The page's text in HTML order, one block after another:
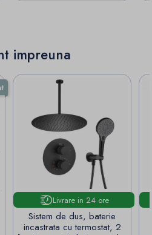
impreuna
Livrare in 24 ore
Sistem de dus, baterie
incastrata cu termostat, 2